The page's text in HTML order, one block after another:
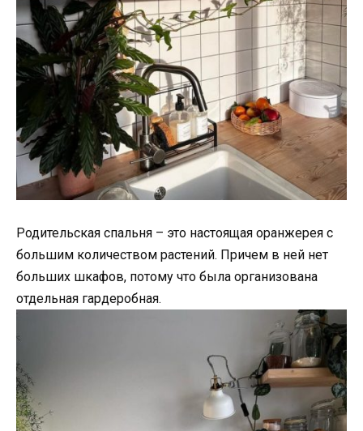
Родительская спальня – это настоящая оранжерея с
большим количеством растений. Причем в ней нет
больших шкафов, потому что была организована
отдельная гардеробная.